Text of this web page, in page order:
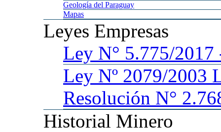
Geología del Paraguay
Mapas
Leyes Empresas
Ley N° 5.775/
Ley Nº 2079/2003
Resolución N°
Historial Minero